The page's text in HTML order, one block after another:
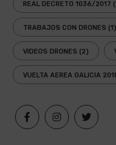
REAL DECRETO 1036/2017
TRABAJOS CON DRONES (1)
VIDEOS DRONES (2)
VUELTA AEREA GALICIA